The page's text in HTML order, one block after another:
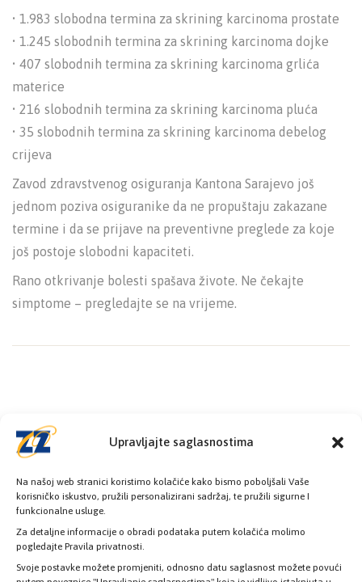
Upravljajte saglasnostima
Na našoj web stranici koristimo kolačiće kako bismo poboljšali Vaše
korisničko iskustvo, pružili personalizirani sadržaj, te pružili sigurne I
funkcionalne usluge.
Za detaljne informacije o obradi podataka putem kolačića molimo
pogledajte Pravila privatnosti.
Svoje postavke možete promjeniti, odnosno datu saglasnost možete povući
• 1.983 slobodna termina za skrining karcinoma prostate
• 1.245 slobodnih termina za skrining karcinoma dojke
• 407 slobodnih termina za skrining karcinoma grlića
materice
• 216 slobodnih termina za skrining karcinoma pluća
• 35 slobodnih termina za skrining karcinoma debelog
crijeva
Zavod zdravstvenog osiguranja Kantona Sarajevo još
jednom poziva osiguranike da ne propuštaju zakazane
termine i da se prijave na preventivne preglede za koje
još postoje slobodni kapaciteti.
Rano otkrivanje bolesti spašava živote. Ne čekajte
simptome – pregledajte se na vrijeme.